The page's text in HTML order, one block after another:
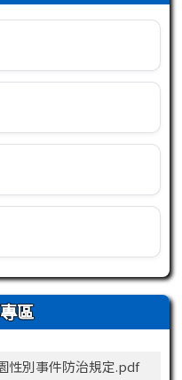
區
性別事件防治規定.pdf